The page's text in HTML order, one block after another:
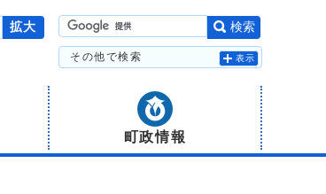
拡大 検索
その他で検索 表示
町政情報